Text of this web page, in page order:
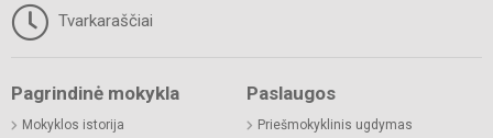
Tvarkaraščiai
Pagrindinė mokykla
Mokyklos istorija
Paslaugos
Priešmokyklinis ugdymas